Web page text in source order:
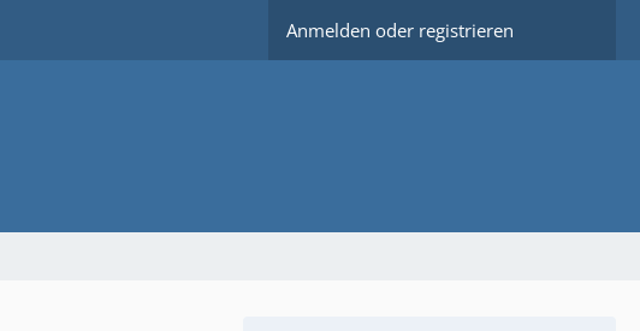
Anmelden oder registrieren